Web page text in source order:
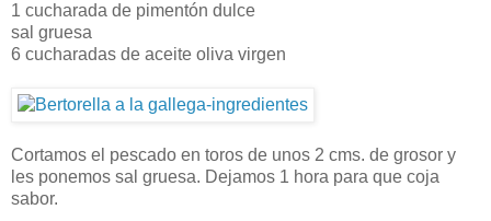
1 cucharada de pimentón dulce
sal gruesa
6 cucharadas de aceite oliva virgen
Cortamos el pescado en toros de unos 2 cms. de grosor y
les ponemos sal gruesa. Dejamos 1 hora para que coja
sabor.